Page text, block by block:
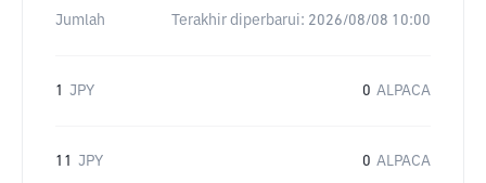
Jumlah Terakhir diperbarui: 2026/08/08 10:00
1 JPY 0 ALPACA
11 JPY 0 ALPACA